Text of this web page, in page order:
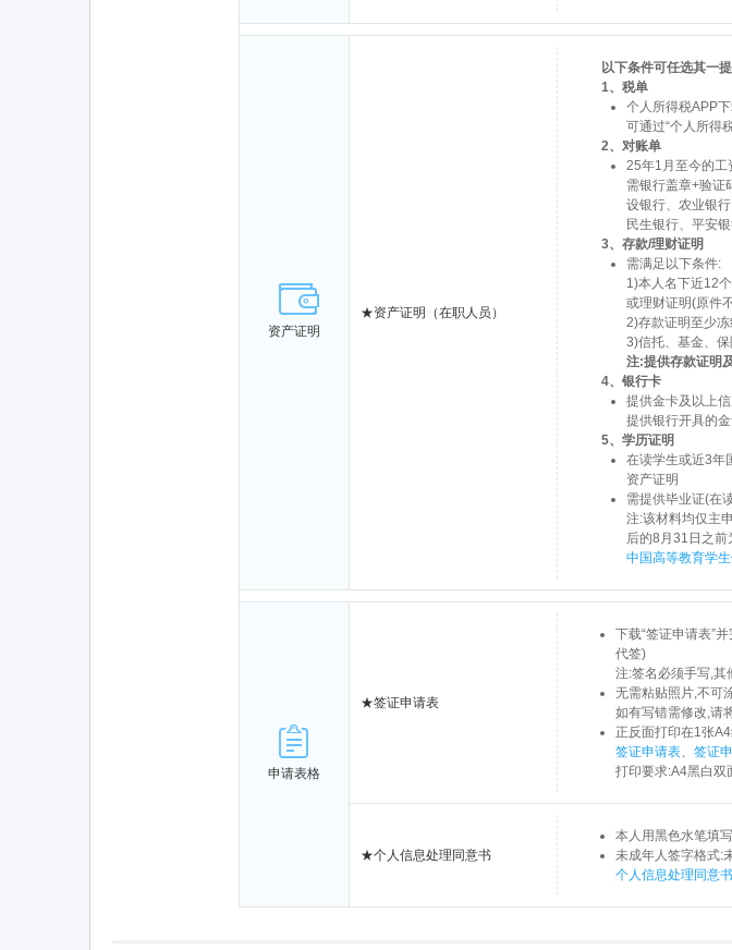
资产证明
★资产证明（在职人员）
以下条件可任选其一
1、税单
个人所得税APP
可通过“个人所得
2、对账单
25年1月至今的
需银行盖章+验证
设银行、农业银
民生银行、平安
3、存款/理财证明
需满足以下条件:
1)本人名下近12
或理财证明(原件
2)存款证明至少
3)信托、基金、
注:提供存款证明
4、银行卡
提供金卡及以上
提供银行开具的
5、学历证明
在读学生或近3年
资产证明
需提供毕业证(在
注:该材料均仅主
后的8月31日之前
中国高等教育学
申请表格
★签证申请表
下载“签证申请表”
代签)
注:签名必须手写,其
无需粘贴照片,不可
如有写错需修改,请
正反面打印在1张
签证申请表
签证
打印要求:A4黑白双
★个人信息处理同意书
本人用黑色水笔填
未成年人签字格式:
个人信息处理同意